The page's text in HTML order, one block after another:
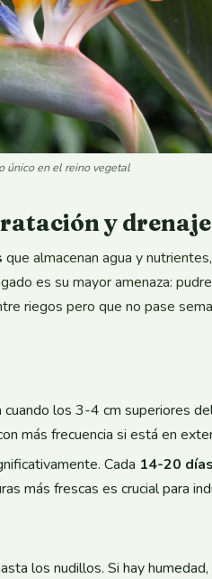
único en el reino vegetal
y drenaje
que almacenan agua y
es su mayor amenaza:
riegos pero que no pase
cuando los 3-4 cm superiores
más frecuencia si está en
Cada 14-20 días
más frescas es crucial para
los nudillos. Si hay humedad,